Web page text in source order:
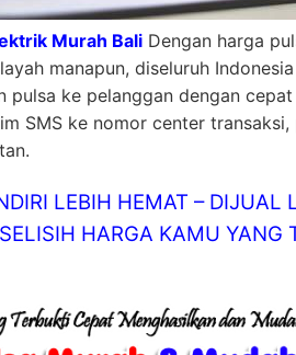
Murah Bali Dengan harga
manapun, diseluruh
pulsa ke pelanggan dengan
SMS ke nomor center
LEBIH HEMAT –
HARGA KAMU YANG